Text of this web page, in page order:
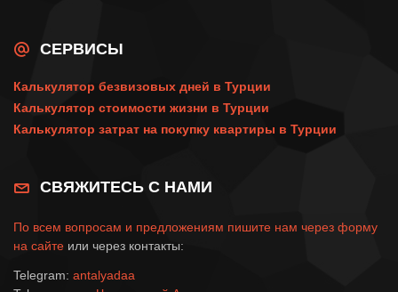
СЕРВИСЫ
Калькулятор безвизовых дней в Турции
Калькулятор стоимости жизни в Турции
Калькулятор затрат на покупку квартиры в Турции
СВЯЖИТЕСЬ С НАМИ
По всем вопросам и предложениям пишите нам через форму
на сайте или через контакты:
Telegram: antalyadaa